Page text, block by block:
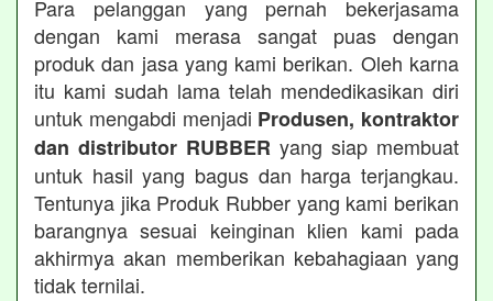
Para pelanggan yang pernah bekerjasama
dengan kami merasa sangat puas dengan
produk dan jasa yang kami berikan. Oleh karna
itu kami sudah lama telah mendedikasikan diri
untuk mengabdi menjadi Produsen, kontraktor
dan distributor RUBBER yang siap membuat
untuk hasil yang bagus dan harga terjangkau.
Tentunya jika Produk Rubber yang kami berikan
barangnya sesuai keinginan klien kami pada
akhirmya akan memberikan kebahagiaan yang
tidak ternilai.